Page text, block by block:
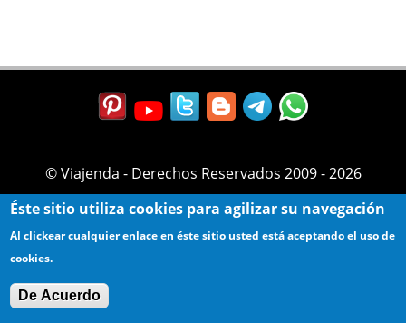
© Viajenda - Derechos Reservados 2009 - 2026
Éste sitio utiliza cookies para agilizar su navegación
Al clickear cualquier enlace en éste sitio usted está aceptando el uso de
cookies.
De Acuerdo